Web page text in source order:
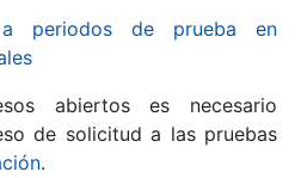
a periodos de prueba en
abiertos es necesario
de solicitud a las pruebas
.